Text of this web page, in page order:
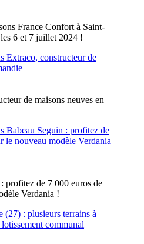
France Confort à Saint-
6 et 7 juillet 2024 !
de maisons neuves en
profitez de 7 000 euros de
Verdania !